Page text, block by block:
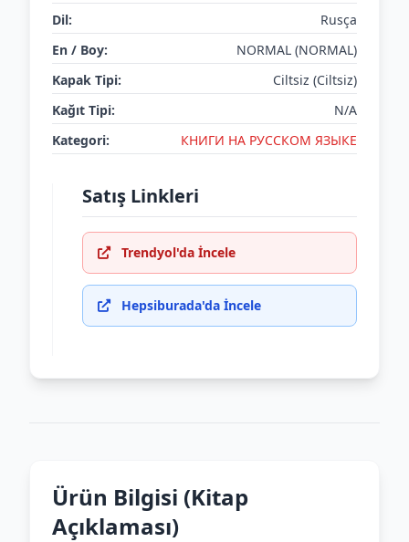
Dil:
Rusça
En / Boy:
NORMAL (NORMAL)
Kapak Tipi:
Ciltsiz (Ciltsiz)
Kağıt Tipi:
N/A
Kategori:
КНИГИ НА РУССКОМ ЯЗЫКЕ
Satış Linkleri
Trendyol'da İncele
Hepsiburada'da İncele
Ürün Bilgisi (Kitap
Açıklaması)